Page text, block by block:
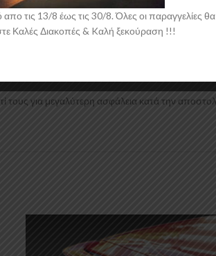
τους για μεγαλύτερη ασφάλεια κατά την
τις 13/8 έως τις 30/8. Όλες οι παραγγελίες
Καλές Διακοπές & Kαλή ξεκούραση !!!